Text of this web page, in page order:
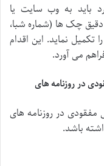
مفقودی در سامانه ساد۲۴، فرد باید به وب سایت یا
دقیق چک ها (شماره شبا،
تکمیل نماید. این اقدام
می آورد.
در روزنامه های
مفقودی در روزنامه های
باشد.